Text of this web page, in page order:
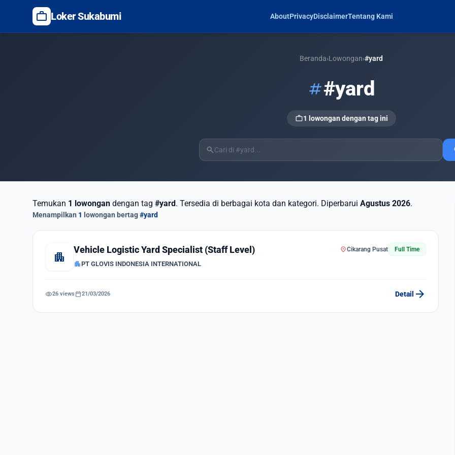
work Loker Sukabumi AboutPrivacyDisclaimerTentang Kami
Beranda›Lowongan›#yard
tag#yard
work1 lowongan dengan tag ini
search
Temukan 1 lowongan dengan tag #yard. Tersedia di berbagai kota dan kategori. Diperbarui Agustus 2026.
Menampilkan 1 lowongan bertag#yard
apartment
Vehicle Logistic Yard Specialist (Staff Level)
apartmentPT GLOVIS INDONESIA INTERNATIONAL
location_onCikarang Pusat Full Time
visibility26 views calendar_today21/03/2026 Detail arrow_forward